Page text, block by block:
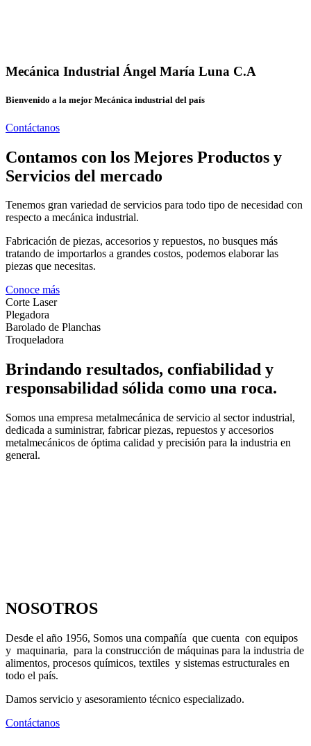
Mecánica Industrial Ángel María Luna C.A
Bienvenido a la mejor Mecánica industrial del país
Contáctanos
Contamos con los Mejores Productos y
Servicios del mercado
Tenemos gran variedad de servicios para todo tipo de necesidad con
respecto a mecánica industrial.
Fabricación de piezas, accesorios y repuestos, no busques más
tratando de importarlos a grandes costos, podemos elaborar las
piezas que necesitas.
Conoce más
Corte Laser
Plegadora
Barolado de Planchas
Troqueladora
Brindando resultados, confiabilidad y
responsabilidad sólida como una roca.
Somos una empresa metalmecánica de servicio al sector industrial,
dedicada a suministrar, fabricar piezas, repuestos y accesorios
metalmecánicos de óptima calidad y precisión para la industria en
general.
NOSOTROS
Desde el año 1956, Somos una compañía que cuenta con equipos
y maquinaria, para la construcción de máquinas para la industria de
alimentos, procesos químicos, textiles y sistemas estructurales en
todo el país.
Damos servicio y asesoramiento técnico especializado.
Contáctanos